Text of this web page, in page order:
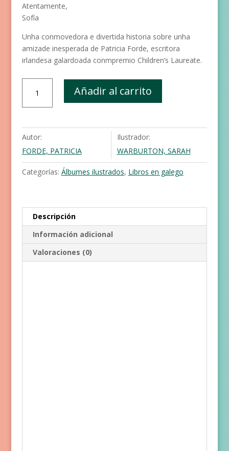
Atentamente,
Sofía
Unha conmovedora e divertida historia sobre unha
amizade inesperada de Patricia Forde, escritora
irlandesa galardoada conmpremio Children’s Laureate.
un
cantidad
Añadir al carrito
Autor:
FORDE, PATRICIA
Ilustrador:
WARBURTON, SARAH
Categorías: Álbumes ilustrados, Libros en galego
Descripción
Información adicional
Valoraciones (0)